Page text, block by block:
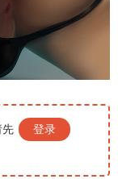
先 登录